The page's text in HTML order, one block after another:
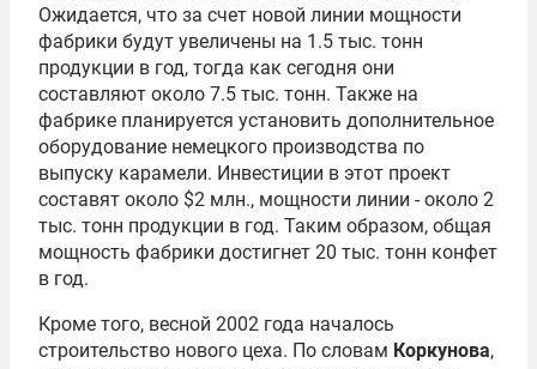
Ожидается, что за счет новой линии мощности
фабрики будут увеличены на 1.5 тыс. тонн
продукции в год, тогда как сегодня они
составляют около 7.5 тыс. тонн. Также на
фабрике планируется установить дополнительное
оборудование немецкого производства по
выпуску карамели. Инвестиции в этот проект
составят около $2 млн., мощности линии - около 2
тыс. тонн продукции в год. Таким образом, общая
мощность фабрики достигнет 20 тыс. тонн конфет
в год.
Кроме того, весной 2002 года началось
строительство нового цеха. По словам Коркунова,